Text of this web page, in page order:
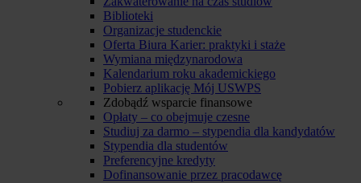
Biblioteki
Organizacje studenckie
Oferta Biura Karier: praktyki i staże
Wymiana międzynarodowa
Kalendarium roku akademickiego
Pobierz aplikację Mój USWPS
Zdobądź wsparcie finansowe
Opłaty – co obejmuje czesne
Studiuj za darmo – stypendia dla kandydatów
Stypendia dla studentów
Preferencyjne kredyty
Dofinansowanie przez pracodawcę